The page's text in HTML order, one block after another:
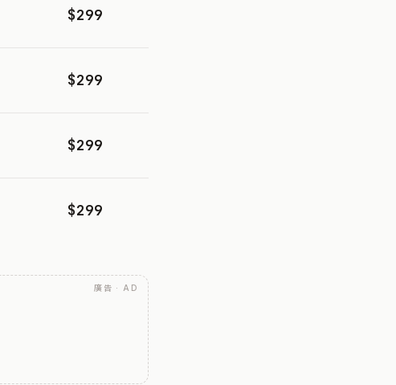
$299
$299
$299
$299
廣告 · AD